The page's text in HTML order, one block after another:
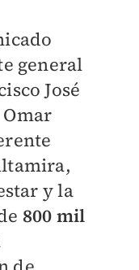
general
José
Omar
y la
800 mil